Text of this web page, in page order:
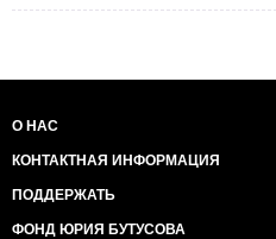
О НАС
КОНТАКТНАЯ ИНФОРМАЦИЯ
ПОДДЕРЖАТЬ
ФОНД ЮРИЯ БУТУСОВА